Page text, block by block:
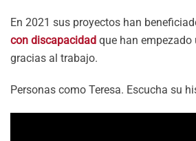
En 2021 sus proyectos han
con discapacidad que han empezado
gracias al trabajo.
Personas como Teresa. Escucha su